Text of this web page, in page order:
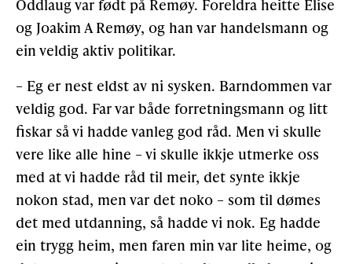
Oddlaug var født på Remøy. Foreldra heitte Elise
og Joakim A Remøy, og han var handelsmann og
ein veldig aktiv politikar.
– Eg er nest eldst av ni sysken. Barndommen var
veldig god. Far var både forretningsmann og litt
fiskar så vi hadde vanleg god råd. Men vi skulle
vere like alle hine – vi skulle ikkje utmerke oss
med at vi hadde råd til meir, det synte ikkje
nokon stad, men var det noko – som til dømes
det med utdanning, så hadde vi nok. Eg hadde
ein trygg heim, men faren min var lite heime, og